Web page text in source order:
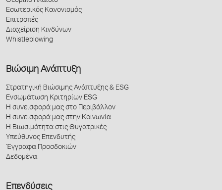
Εσωτερικός Κανονισμός
Επιτροπές
Διαχείριση Κινδύνων
Whistleblowing
Βιώσιμη Ανάπτυξη
Στρατηγική Βιώσιμης Ανάπτυξης & ESG
Ενσωμάτωση Κριτηρίων ESG
Η συνεισφορά μας στο Περιβάλλον
Η συνεισφορά μας στην Κοινωνία
Η Βιωσιμότητα στις Θυγατρικές
Υπεύθυνος Επενδυτής
Έγγραφα Προσδοκιών
Δεδομένα
Επενδύσεις